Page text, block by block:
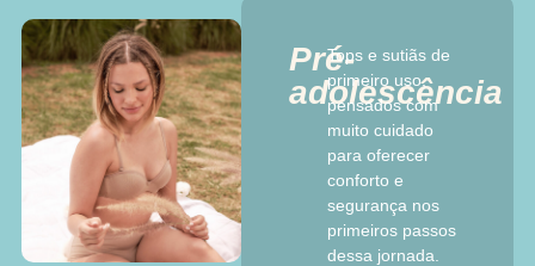
Pré-
adolescência
Tops e sutiãs de
primeiro uso,
pensados com
muito cuidado
para oferecer
conforto e
segurança nos
primeiros passos
dessa jornada.